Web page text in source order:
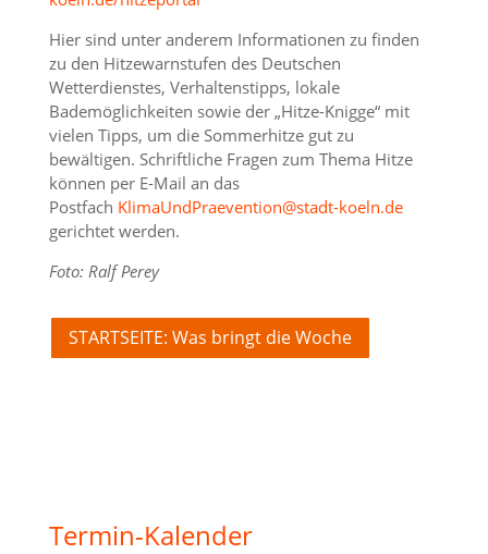
Hier sind unter anderem Informationen zu finden
zu den Hitzewarnstufen des Deutschen
Wetterdienstes, Verhaltenstipps, lokale
Bademöglichkeiten sowie der „Hitze-Knigge“ mit
vielen Tipps, um die Sommerhitze gut zu
bewältigen. Schriftliche Fragen zum Thema Hitze
können per E-Mail an das
Postfach KlimaUndPraevention@stadt-koeln.de
gerichtet werden.
Foto: Ralf Perey
STARTSEITE: Was bringt die Woche
Termin-Kalender